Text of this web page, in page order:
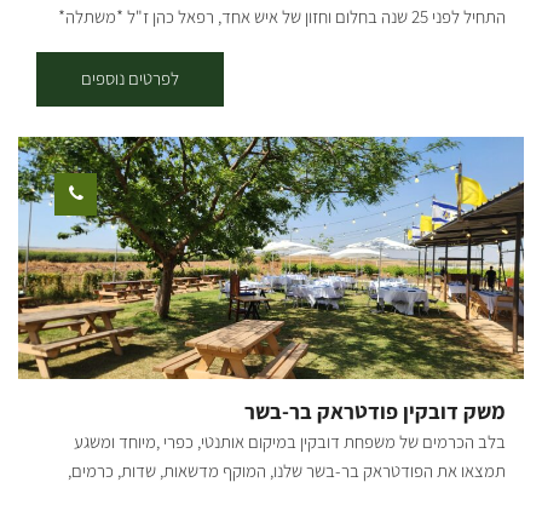
התחיל לפני 25 שנה בחלום וחזון של איש אחד, רפאל כהן ז"ל *משתלה*
תמיר שהיה אחרי שירות צבאי לנהל את המשתלה. עם חזון ואמונה הקים
תמיר משתלה שמגדלת צמחים ומשווקת למשתלות בכל רחבי הארץ.. לפני
כשמונה שנים כאשר רצה לקנות עץ זית לביתו, פיתח תמיר אהבה לעצי
הזית, והחל באוסף עצי הזית, שהפך לאוסף הגדול בארץ! עם התפרצות
הקורונה החליט תמיר לפתוח את משתלת הבוטיק ״דרך הזית״ שבמרכזה
בית קפה, בו ניתן להנות ממגוון ארוחות, כמו ארוחות בוקר, פיצות, פוקצ’ות,
טוסטים, סלטים וכו׳.. קיימים אצלנו מגוון גדול של עצים בוגרים
וצעירים-ליצ'י מנגו אבוקדו ועוד שפע רב של עצי פרי. במטע זיתים ישנן
פינות חמד לישיבה, לבילוי זוגי או משפחתי. אפשר לאסוף מבית הקפה שלנו
שייקים/ מיצים סחוטים/ קפה ולרדת למטע הצמוד להנות בצלם של עצי
הזית והפרי באוירה עתיקה. אתם מוזמנים לחוויה של צמחים - אוכל - אהבה
לפרטים נוספים
משק דובקין פודטראק בר-בשר
בלב הכרמים של משפחת דובקין במיקום אותנטי, כפרי ,מיוחד ומשגע
תמצאו את הפודטראק בר-בשר שלנו, המוקף מדשאות, שדות, כרמים,